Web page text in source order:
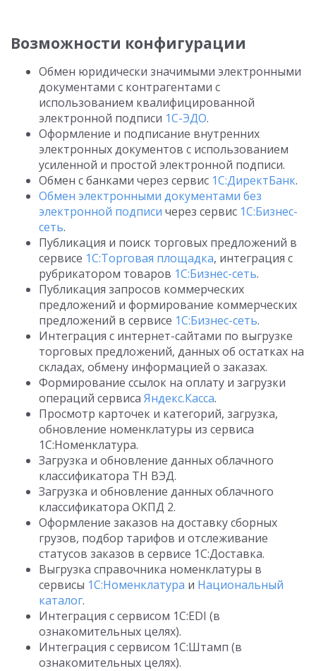
Возможности конфигурации
Обмен юридически значимыми электронными
документами с контрагентами с
использованием квалифицированной
электронной подписи 1С-ЭДО.
Оформление и подписание внутренних
электронных документов с использованием
усиленной и простой электронной подписи.
Обмен с банками через сервис 1С:ДиректБанк.
Обмен электронными документами без
электронной подписи через сервис 1С:Бизнес-
сеть.
Публикация и поиск торговых предложений в
сервисе 1С:Торговая площадка, интеграция с
рубрикатором товаров 1С:Бизнес-сеть.
Публикация запросов коммерческих
предложений и формирование коммерческих
предложений в сервисе 1С:Бизнес-сеть.
Интеграция с интернет-сайтами по выгрузке
торговых предложений, данных об остатках на
складах, обмену информацией о заказах.
Формирование ссылок на оплату и загрузки
операций сервиса Яндекс.Касса.
Просмотр карточек и категорий, загрузка,
обновление номенклатуры из сервиса
1С:Номенклатура.
Загрузка и обновление данных облачного
классификатора ТН ВЭД.
Загрузка и обновление данных облачного
классификатора ОКПД 2.
Оформление заказов на доставку сборных
грузов, подбор тарифов и отслеживание
статусов заказов в сервисе 1С:Доставка.
Выгрузка справочника номенклатуры в
сервисы 1С:Номенклатура и Национальный
каталог.
Интеграция с сервисом 1C:EDI (в
ознакомительных целях).
Интеграция с сервисом 1C:Штамп (в
ознакомительных целях).